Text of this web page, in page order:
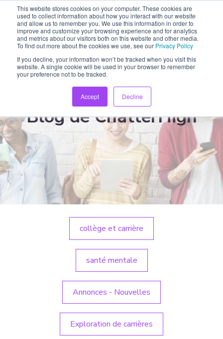
This website stores cookies on your computer. These cookies are
used to collect information about how you interact with our website
and allow us to remember you. We use this information in order to
improve and customize your browsing experience and for analytics
and metrics about our visitors both on this website and other media.
To find out more about the cookies we use, see our Privacy Policy
If you decline, your information won’t be tracked when you visit this
website. A single cookie will be used in your browser to remember
your preference not to be tracked.
Accept Decline
Blog de ChatterHigh
collège et carrière
santé mentale
Annonces - Nouvelles
Exploration de carrières